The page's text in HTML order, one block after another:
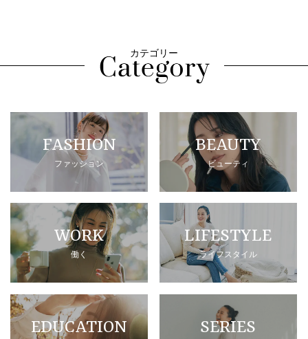
カテゴリー
FASHION
ファッション
BEAUTY
ビューティ
WORK
働く
LIFESTYLE
ライフスタイル
EDUCATION SERIES